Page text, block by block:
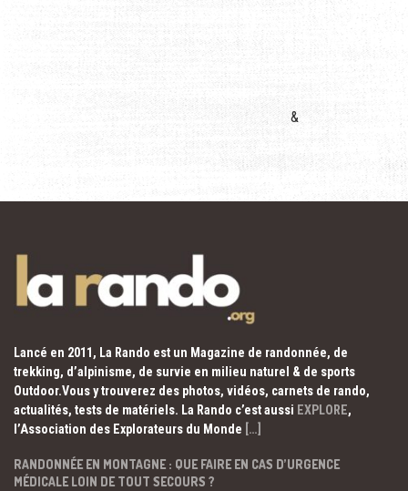
&
Lancé en 2011, La Rando est un Magazine de randonnée, de
trekking, d’alpinisme, de survie en milieu naturel & de sports
Outdoor.Vous y trouverez des photos, vidéos, carnets de rando,
actualités, tests de matériels. La Rando c’est aussi EXPLORE,
l’Association des Explorateurs du Monde […]
RANDONNÉE EN MONTAGNE : QUE FAIRE EN CAS D’URGENCE
MÉDICALE LOIN DE TOUT SECOURS ?